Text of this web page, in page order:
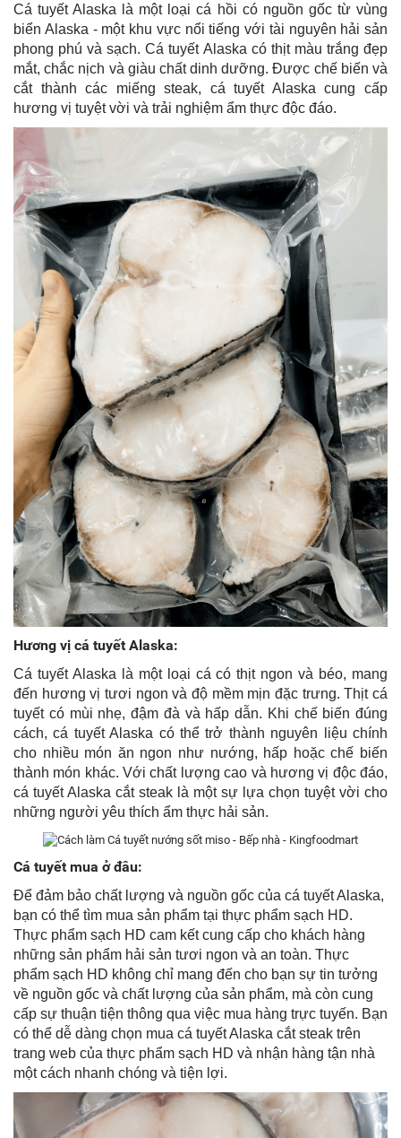
Cá tuyết Alaska là một loại cá hồi có nguồn gốc từ vùng
biển Alaska - một khu vực nổi tiếng với tài nguyên hải sản
phong phú và sạch. Cá tuyết Alaska có thịt màu trắng đẹp
mắt, chắc nịch và giàu chất dinh dưỡng. Được chế biến và
cắt thành các miếng steak, cá tuyết Alaska cung cấp
hương vị tuyệt vời và trải nghiệm ẩm thực độc đáo.
Hương vị cá tuyết Alaska:
Cá tuyết Alaska là một loại cá có thịt ngon và béo, mang
đến hương vị tươi ngon và độ mềm mịn đặc trưng. Thịt cá
tuyết có mùi nhẹ, đậm đà và hấp dẫn. Khi chế biến đúng
cách, cá tuyết Alaska có thể trở thành nguyên liệu chính
cho nhiều món ăn ngon như nướng, hấp hoặc chế biến
thành món khác. Với chất lượng cao và hương vị độc đáo,
cá tuyết Alaska cắt steak là một sự lựa chọn tuyệt vời cho
những người yêu thích ẩm thực hải sản.
Cá tuyết mua ở đâu:
Để đảm bảo chất lượng và nguồn gốc của cá tuyết Alaska,
bạn có thể tìm mua sản phẩm tại thực phẩm sạch HD.
Thực phẩm sạch HD cam kết cung cấp cho khách hàng
những sản phẩm hải sản tươi ngon và an toàn. Thực
phẩm sạch HD không chỉ mang đến cho bạn sự tin tưởng
về nguồn gốc và chất lượng của sản phẩm, mà còn cung
cấp sự thuận tiện thông qua việc mua hàng trực tuyến. Bạn
có thể dễ dàng chọn mua cá tuyết Alaska cắt steak trên
trang web của thực phẩm sạch HD và nhận hàng tận nhà
một cách nhanh chóng và tiện lợi.